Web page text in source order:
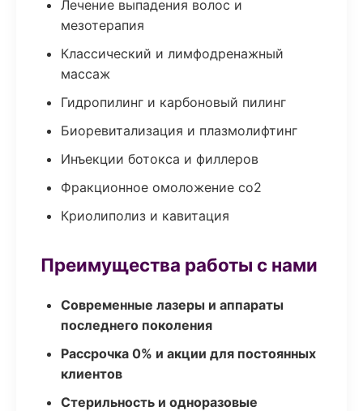
Лечение выпадения волос и
мезотерапия
Классический и лимфодренажный
массаж
Гидропилинг и карбоновый пилинг
Биоревитализация и плазмолифтинг
Инъекции ботокса и филлеров
Фракционное омоложение co2
Криолиполиз и кавитация
Преимущества работы с нами
Современные лазеры и аппараты
последнего поколения
Рассрочка 0% и акции для постоянных
клиентов
Стерильность и одноразовые